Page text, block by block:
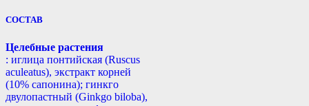
СОСТАВ
Целебные растения
: иглица понтийская (Ruscus
aculeatus), экстракт корней
(10% сапонина); гинкго
двулопастный (Ginkgo biloba),